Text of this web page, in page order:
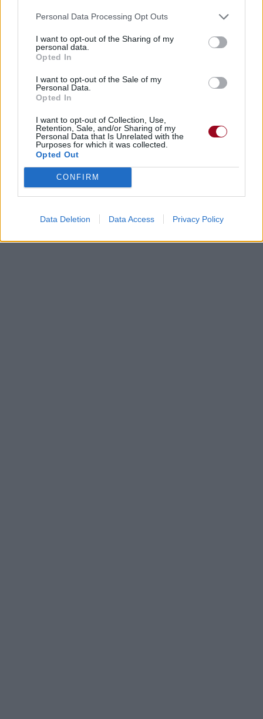
Personal Data Processing Opt Outs
I want to opt-out of the Sharing of my
personal data.
Opted In
I want to opt-out of the Sale of my
Personal Data.
Opted In
I want to opt-out of Collection, Use,
Retention, Sale, and/or Sharing of my
Personal Data that Is Unrelated with the
Purposes for which it was collected.
Opted Out
CONFIRM
Data Deletion Data Access Privacy Policy
Télécharger légalement les MP3 sur
Trouver des vinyles et des CD sur
meilleur prix sur
Paroles + Traduction Téléchargement
Commentaires
Paroles + Traduction
Commentaires